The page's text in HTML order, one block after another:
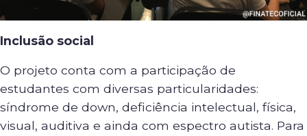
Inclusão social
O projeto conta com a participação de
estudantes com diversas particularidades:
síndrome de down, deficiência intelectual, física,
visual, auditiva e ainda com espectro autista. Para